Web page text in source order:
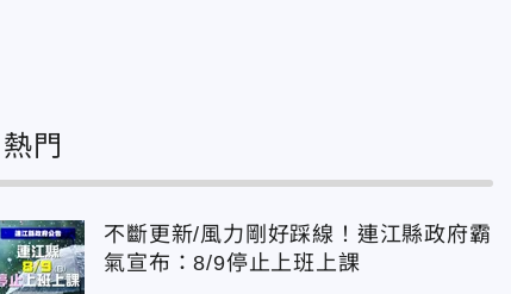
熱門
不斷更新/風力剛好踩線！連江縣政府霸
氣宣布：8/9停止上班上課